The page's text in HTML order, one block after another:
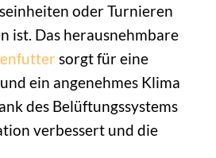
oder Turnieren
ist. Das herausnehmbare
sorgt für eine
ein angenehmes Klima
des Belüftungssystems
verbessert und die